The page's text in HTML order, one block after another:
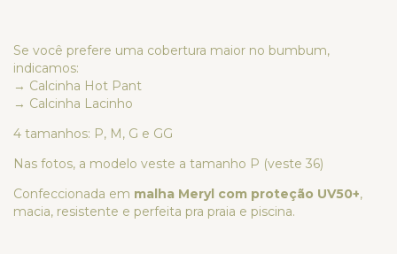
Se você prefere uma cobertura maior no bumbum,
indicamos:
→ Calcinha Hot Pant
→ Calcinha Lacinho
4 tamanhos: P, M, G e GG
Nas fotos, a modelo veste a tamanho P (veste 36)
Confeccionada em malha Meryl com proteção UV50+,
macia, resistente e perfeita pra praia e piscina.